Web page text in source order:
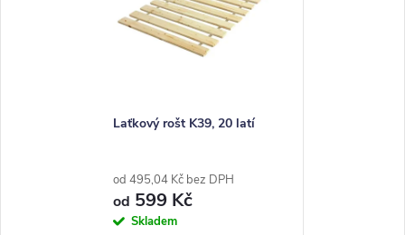
Laťkový rošt K39, 20 latí
od 495,04 Kč bez DPH
od 599 Kč
Skladem